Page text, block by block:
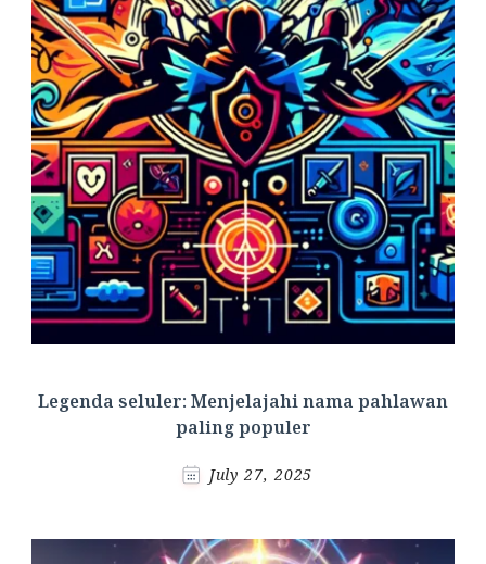
Legenda seluler: Menjelajahi nama pahlawan
paling populer
July 27, 2025